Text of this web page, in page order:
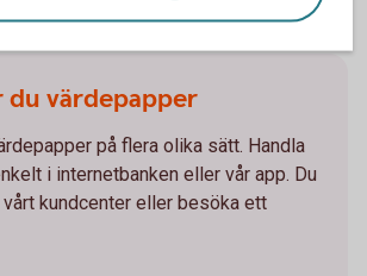
du värdepapper
på flera olika sätt. Handla
i internetbanken eller vår app. Du
vårt kundcenter eller besöka ett